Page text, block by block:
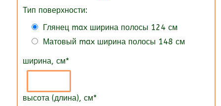
Тип поверхности:
Глянец max ширина полосы 124 см
Матовый max ширина полосы 148 см
ширина, см*
высота (длина), см*